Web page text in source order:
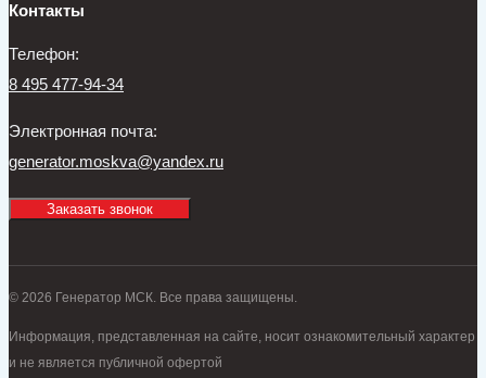
Контакты
Телефон:
8 495 477-94-34
Электронная почта:
generator.moskva@yandex.ru
Заказать звонок
© 2026 Генератор МСК. Все права защищены.
Информация, представленная на сайте, носит ознакомительный характер
и не является публичной офертой